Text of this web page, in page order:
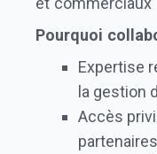
Pourquoi
Expertise
la gestion
Accès